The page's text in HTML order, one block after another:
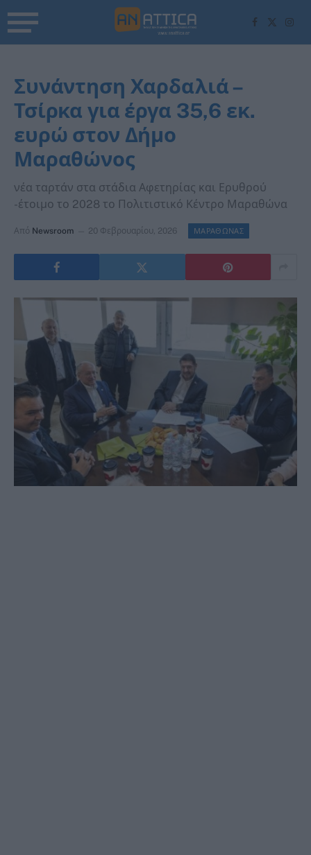
Facebook
X
(Twitter)
Συνάντηση Χαρδαλιά –
Τσίρκα για έργα 35,6 εκ.
ευρώ στον Δήμο
Μαραθώνος
νέα ταρτάν στα στάδια Αφετηρίας και Ερυθρού
-έτοιμο το 2028 το Πολιτιστικό Κέντρο Μαραθώνα
Από Newsroom 20 Φεβρουαρίου, 2026 ΜΑΡΑΘΩΝΑΣ